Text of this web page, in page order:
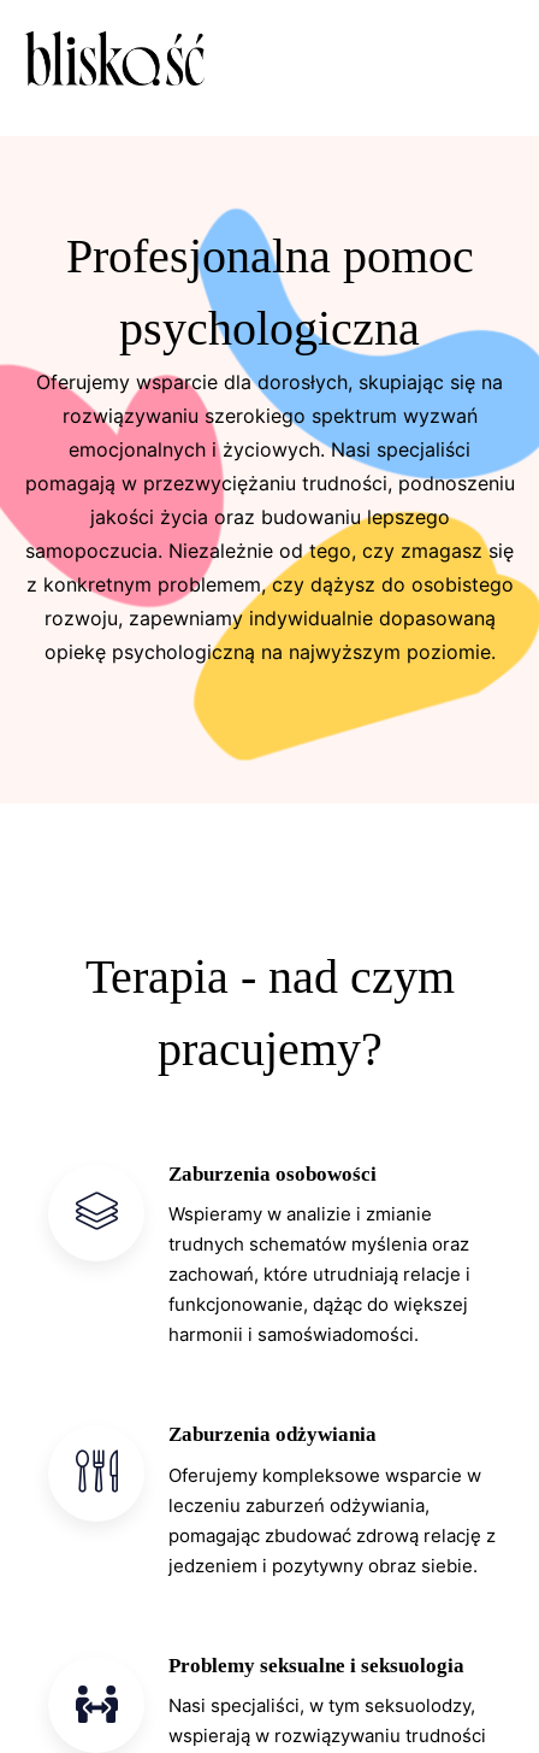
Profesjonalna pomoc
psychologiczna
Oferujemy wsparcie dla dorosłych, skupiając się na
rozwiązywaniu szerokiego spektrum wyzwań
emocjonalnych i życiowych. Nasi specjaliści
pomagają w przezwyciężaniu trudności, podnoszeniu
jakości życia oraz budowaniu lepszego
samopoczucia. Niezależnie od tego, czy zmagasz się
z konkretnym problemem, czy dążysz do osobistego
rozwoju, zapewniamy indywidualnie dopasowaną
opiekę psychologiczną na najwyższym poziomie.
Terapia - nad czym
pracujemy?
Zaburzenia osobowości
Wspieramy w analizie i zmianie
trudnych schematów myślenia oraz
zachowań, które utrudniają relacje i
funkcjonowanie, dążąc do większej
harmonii i samoświadomości.
Zaburzenia odżywiania
Oferujemy kompleksowe wsparcie w
leczeniu zaburzeń odżywiania,
pomagając zbudować zdrową relację z
jedzeniem i pozytywny obraz siebie.
Problemy seksualne i seksuologia
Nasi specjaliści, w tym seksuolodzy,
wspierają w rozwiązywaniu trudności